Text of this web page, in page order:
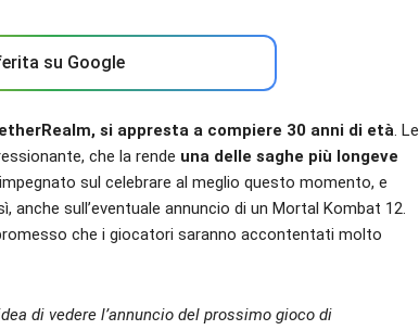
su Google
si appresta a compiere 30 anni di età. Le
che la rende una delle saghe più longeve
sul celebrare al meglio questo momento, e
sull’eventuale annuncio di un Mortal Kombat 12.
che i giocatori saranno accontentati molto
di vedere l’annuncio del prossimo gioco di